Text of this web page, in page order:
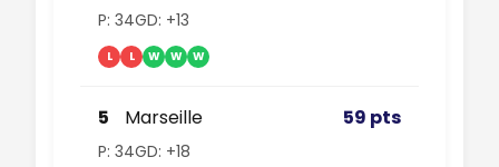
P: 34GD: +13
L L W W W
5 Marseille 59 pts
P: 34GD: +18